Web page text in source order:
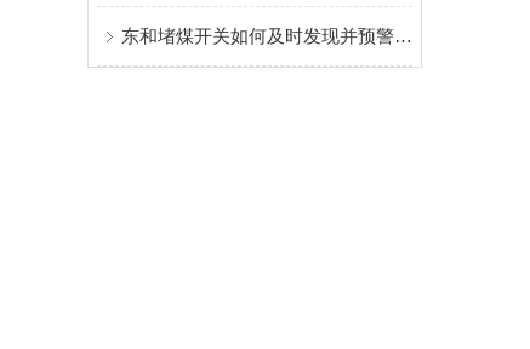
东和堵煤开关如何及时发现并预警堵塞情况？